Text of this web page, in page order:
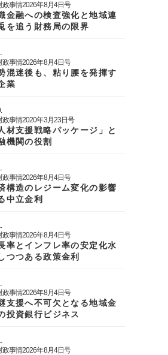
政事情2026年8月4日号
金融への検査強化と地域連
を追う財務局の限界
政事情2026年8月4日号
混迷後も、粘り腰を発揮す
業
政事情2020年3月23日号
材支援戦略パッケージ」と
機関の役割
政事情2026年8月4日号
構造のレジーム変化の影響
中立金利
政事情2026年8月4日号
率とインフレ率の安定化水
つつある政策金利
政事情2026年8月4日号
支援へ不可欠となる地域金
投資銀行ビジネス
政事情2026年8月4日号